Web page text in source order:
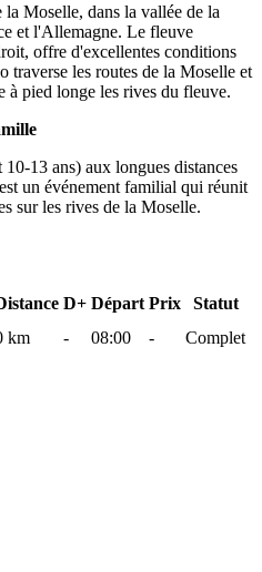
Moselle, dans la vallée de la
et l'Allemagne. Le fleuve
offre d'excellentes conditions
traverse les routes de la Moselle et
à pied longe les rives du fleuve.
13 ans) aux longues distances
un événement familial qui réunit
sur les rives de la Moselle.
D+ Départ Prix
Statut
km - 08:00 - Complet